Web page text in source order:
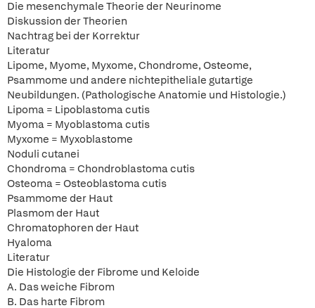
Die mesenchymale Theorie der Neurinome
Diskussion der Theorien
Nachtrag bei der Korrektur
Literatur
Lipome, Myome, Myxome, Chondrome, Osteome,
Psammome und andere nichtepitheliale gutartige
Neubildungen. (Pathologische Anatomie und Histologie.)
Lipoma = Lipoblastoma cutis
Myoma = Myoblastoma cutis
Myxome = Myxoblastome
Noduli cutanei
Chondroma = Chondroblastoma cutis
Osteoma = Osteoblastoma cutis
Psammome der Haut
Plasmom der Haut
Chromatophoren der Haut
Hyaloma
Literatur
Die Histologie der Fibrome und Keloide
A. Das weiche Fibrom
B. Das harte Fibrom